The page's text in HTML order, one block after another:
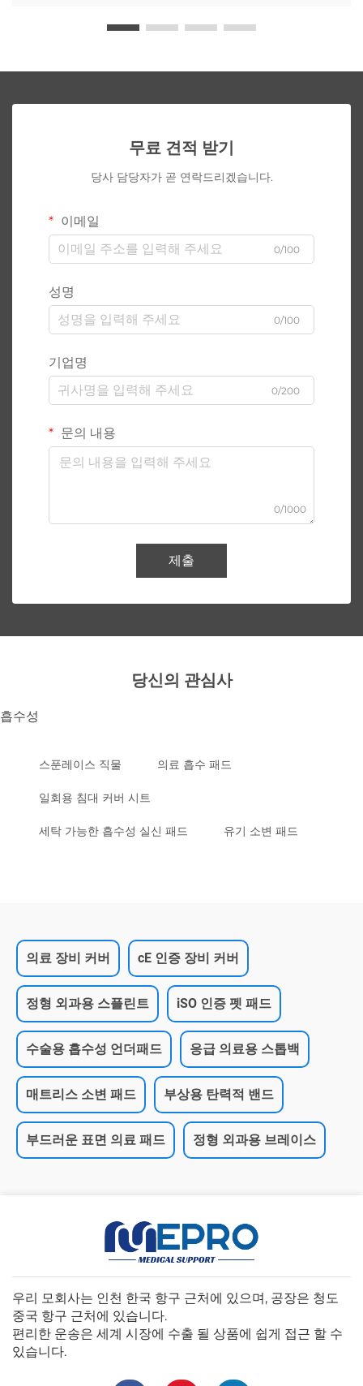
무료 견적 받기
당사 담당자가 곧 연락드리겠습니다.
이메일
0/100
성명
0/100
기업명
0/200
문의 내용
0/1000
제출
당신의 관심사
흡수성
스푼레이스 직물 의료 흡수 패드
일회용 침대 커버 시트
세탁 가능한 흡수성 실신 패드 유기 소변 패드
의료 장비 커버 cE 인증 장비 커버
정형 외과용 스플린트 iSO 인증 펫 패드
수술용 흡수성 언더패드 응급 의료용 스톱백
매트리스 소변 패드 부상용 탄력적 밴드
부드러운 표면 의료 패드 정형 외과용 브레이스
우리 모회사는 인천 한국 항구 근처에 있으며, 공장은 청도
중국 항구 근처에 있습니다.
편리한 운송은 세계 시장에 수출 될 상품에 쉽게 접근 할 수
있습니다.